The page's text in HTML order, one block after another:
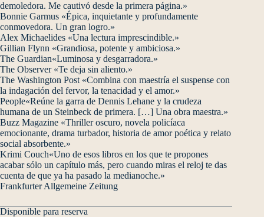
demoledora. Me cautivó desde la primera página.»
Bonnie Garmus «Épica, inquietante y profundamente
conmovedora. Un gran logro.»
Alex Michaelides «Una lectura imprescindible.»
Gillian Flynn «Grandiosa, potente y ambiciosa.»
The Guardian«Luminosa y desgarradora.»
The Observer «Te deja sin aliento.»
The Washington Post «Combina con maestría el suspense con
la indagación del fervor, la tenacidad y el amor.»
People«Reúne la garra de Dennis Lehane y la crudeza
humana de un Steinbeck de primera. […] Una obra maestra.»
Buzz Magazine «Thriller oscuro, novela policíaca
emocionante, drama turbador, historia de amor poética y relato
social absorbente.»
Krimi Couch«Uno de esos libros en los que te propones
acabar sólo un capítulo más, pero cuando miras el reloj te das
cuenta de que ya ha pasado la medianoche.»
Frankfurter Allgemeine Zeitung
Disponible para reserva